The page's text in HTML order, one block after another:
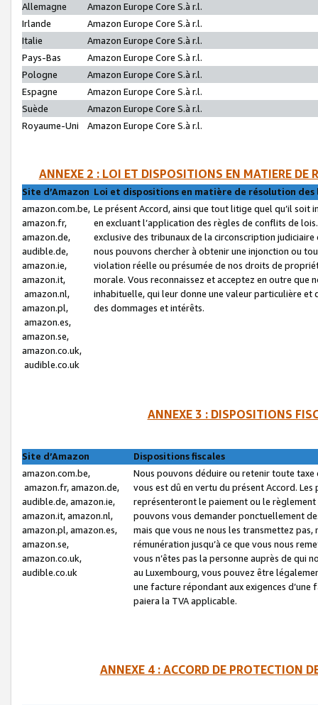
Allemagne
Amazon Europe Core S.à r.l.
Irlande
Amazon Europe Core S.à r.l.
Italie
Amazon Europe Core S.à r.l.
Pays-Bas
Amazon Europe Core S.à r.l.
Pologne
Amazon Europe Core S.à r.l.
Espagne
Amazon Europe Core S.à r.l.
Suède
Amazon Europe Core S.à r.l.
Royaume-Uni
Amazon Europe Core S.à r.l.
ANNEXE 2 : LOI ET DISPOSITIONS EN MATIERE DE
Site d’Amazon Loi et dispositions en matière de résolution
amazon.com.be,
amazon.fr,
amazon.de,
audible.de,
amazon.ie,
amazon.it,
amazon.nl,
amazon.pl,
amazon.es,
amazon.se,
amazon.co.uk,
audible.co.uk
Le présent Accord, ainsi que tout litige quel qu’il soit
en excluant l’application des règles de conflits de
exclusive des tribunaux de la circonscription
nous pouvons chercher à obtenir une injonction ou
violation réelle ou présumée de nos droits de
morale. Vous reconnaissez et acceptez en outre que
inhabituelle, qui leur donne une valeur particulière
des dommages et intérêts.
ANNEXE 3 : DISPOSITIONS
Site d’Amazon
Dispositions fiscales
amazon.com.be,
amazon.fr, amazon.de,
audible.de, amazon.ie,
amazon.it, amazon.nl,
amazon.pl, amazon.es,
amazon.se,
amazon.co.uk,
audible.co.uk
Nous pouvons déduire ou retenir toute
vous est dû en vertu du présent Accord.
représenteront le paiement ou le
pouvons vous demander ponctuellement
mais que vous ne nous les transmettez
rémunération jusqu’à ce que vous nous
vous n’êtes pas la personne auprès de qui
au Luxembourg, vous pouvez être
une facture répondant aux exigences
paiera la TVA applicable.
ANNEXE 4 : ACCORD DE PROTECTION